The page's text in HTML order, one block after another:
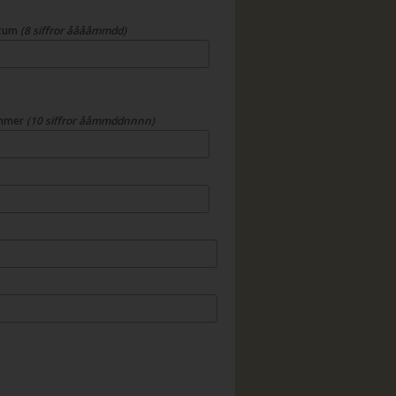
(8 siffror ååååmmdd)
(10 siffror ååmmddnnnn)